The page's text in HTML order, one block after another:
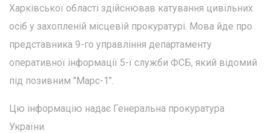
Харківської області здійснював катування цивільних
осіб у захопленій місцевій прокуратурі. Мова йде про
представника 9-го управління департаменту
оперативної інформації 5-ї служби ФСБ, який відомий
під позивним "Марс-1".
Цю інформацію надає Генеральна прокуратура
України.